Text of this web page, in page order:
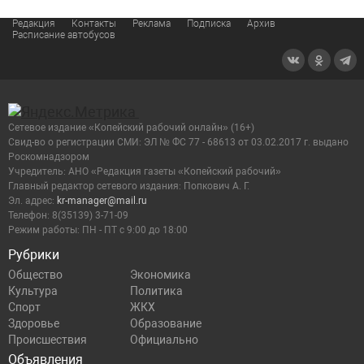
Редакция Контакты Реклама Подписка
Архив
Расписание автобусов
Рубрики
Общество
Экономика
Культура
Политика
Спорт
ЖКХ
Здоровье
Образование
Происшествия
Официально
Объявления
Сетевое издание «Копейский рабочий онлайн» (16+)
Cвид-во о регистрации СМИ: ЭЛ № ФС 77 - 68613 от 03.02.2017 г. выдано
Роскомнадзором
Учредитель: АНО «Редакция газеты «Копейский рабочий»
Главный редактор сетевого издания: Попкович А. Г.
Эл. адрес: kr-manager@mail.ru
Телефон: 8(35139) 3-71-09
Режим работы: ПН - ПТ с 9:00 до 18:00